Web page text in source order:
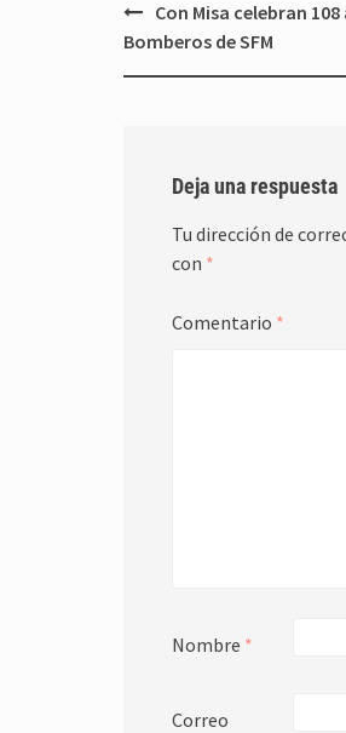
Navegación
de
Con Misa celebran
Bomberos de SFM
Deja una respuesta
Tu dirección de
con *
Comentario *
Nombre *
Correo